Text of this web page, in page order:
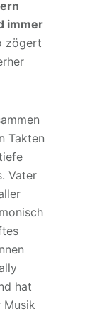
immer
zögert
Takten
Vater
hat
Musik